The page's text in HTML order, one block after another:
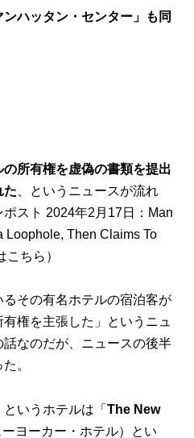
ンハッタン・センター」も同
所有権を虚偽の書類を提出
た 、というニュースが流れ
スト 2024年2月17日： Man
Loophole, Then Claims To
こちら ）
その有名ホテルの宿泊客が
有権を主張した」というニュ
なのだが、ニュースの後半
。
いうホテルは「The New
ーヨーカー・ホテル）とい